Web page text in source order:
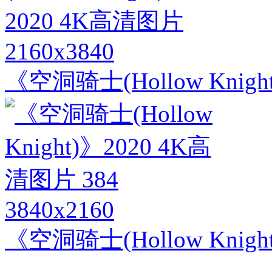
2160x3840
《空洞骑士(Hollow
3840x2160
《空洞骑士(Hollow